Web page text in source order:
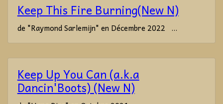
Keep This Fire Burning(New N)
de "Raymond Sarlemijn" en Décembre 2022 ...
Keep Up You Can (a.k.a
Dancin'Boots) (New N)